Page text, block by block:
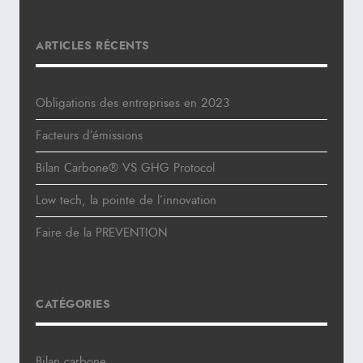
ARTICLES RÉCENTS
Obligations des entreprises en 2023
Facteurs d’émissions
Bilan Carbone® VS GHG Protocol
Low tech, la pointe de l’innovation
Faire de la PREVENTION
CATÉGORIES